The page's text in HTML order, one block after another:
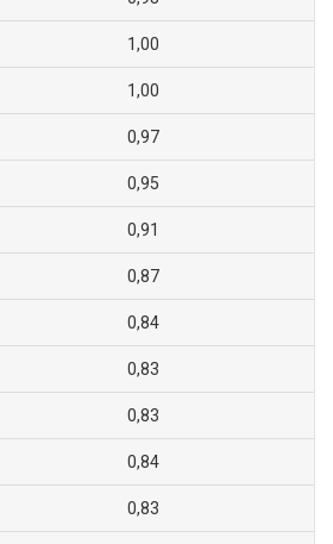
1,00
1,00
0,97
0,95
0,91
0,87
0,84
0,83
0,83
0,84
0,83